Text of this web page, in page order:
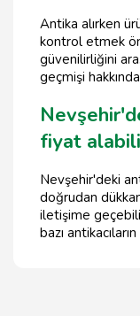
Antika alırken
kontrol etmek
güvenilirliğini
geçmişi
fiyat
Nevşehir'deki
doğrudan
iletişime
bazı